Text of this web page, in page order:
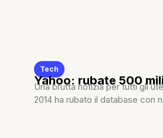
Tech
Yahoo: rubate 500
Una brutta notizia per tutti gli
2014 ha rubato il database con